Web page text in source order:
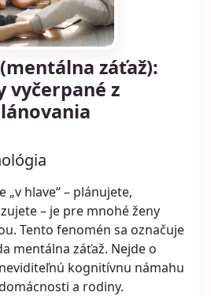
záťaž):
vyčerpané z
„v hlave“ – plánujete,
– je pre mnohé ženy
Tento fenomén sa označuje
mentálna záťaž. Nejde o
kognitívnu námahu
a rodiny.